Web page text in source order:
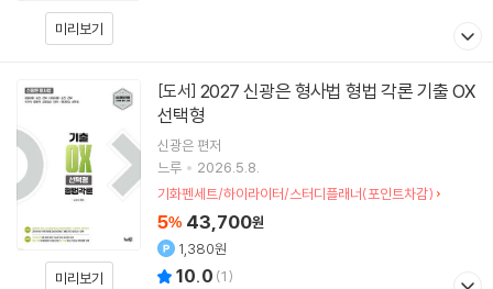
미리보기
미리보기
[도서]
선택형
신광은 편저
느루
2026.5.8.
기화펜세트/하이라이터/스터디플래너(포인트차감)
5% 43,700원
1,380원
10.0 (1)